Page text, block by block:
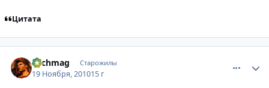
Цитата
Archmag Старожилы
19 Ноября, 201015 г